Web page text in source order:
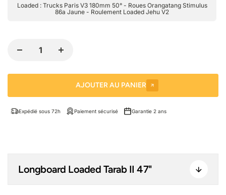
Loaded : Trucks Paris V3 180mm 50° - Roues Orangatang Stimulus
86a Jaune - Roulement Loaded Jehu V2
AJOUTER AU PANIER
Expédié sous 72h Paiement sécurisé Garantie 2 ans
Longboard Loaded Tarab II 47"